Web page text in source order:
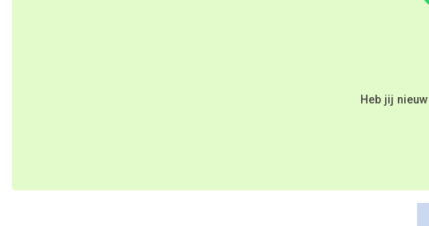
Heb jij